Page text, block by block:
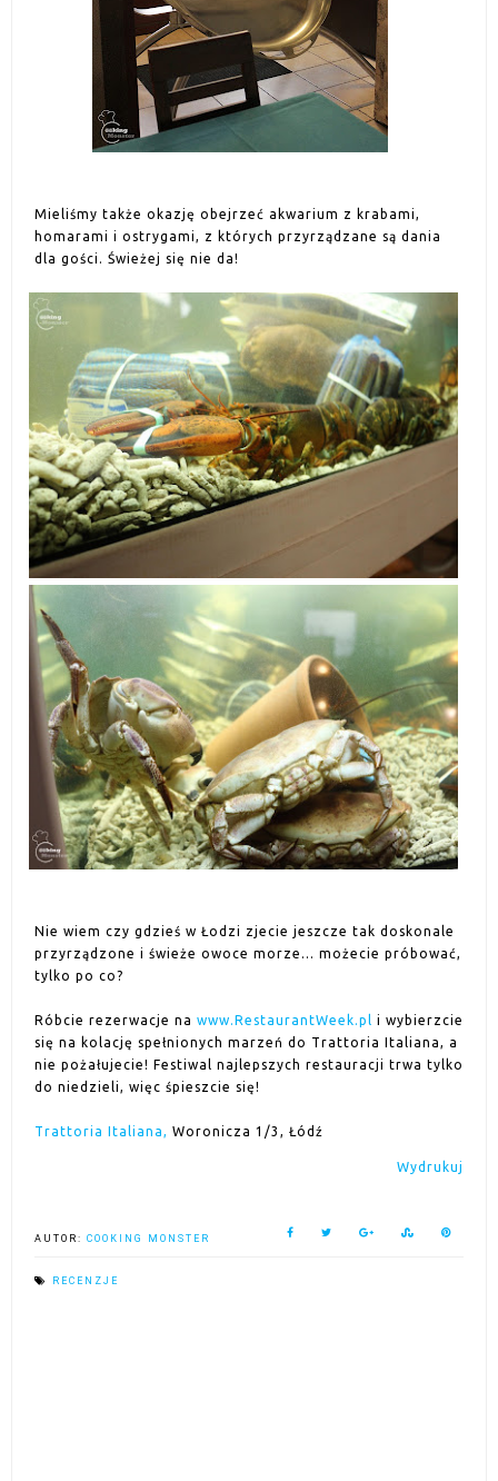
Mieliśmy także okazję obejrzeć akwarium z krabami,
homarami i ostrygami, z których przyrządzane są dania
dla gości. Świeżej się nie da!
Nie wiem czy gdzieś w Łodzi zjecie jeszcze tak doskonale
przyrządzone i świeże owoce morze... możecie próbować,
tylko po co?
Róbcie rezerwacje na www.RestaurantWeek.pl i wybierzcie
się na kolację spełnionych marzeń do Trattoria Italiana, a
nie pożałujecie! Festiwal najlepszych restauracji trwa tylko
do niedzieli, więc śpieszcie się!
Trattoria Italiana, Woronicza 1/3, Łódź
Wydrukuj
AUTOR: COOKING MONSTER
RECENZJE